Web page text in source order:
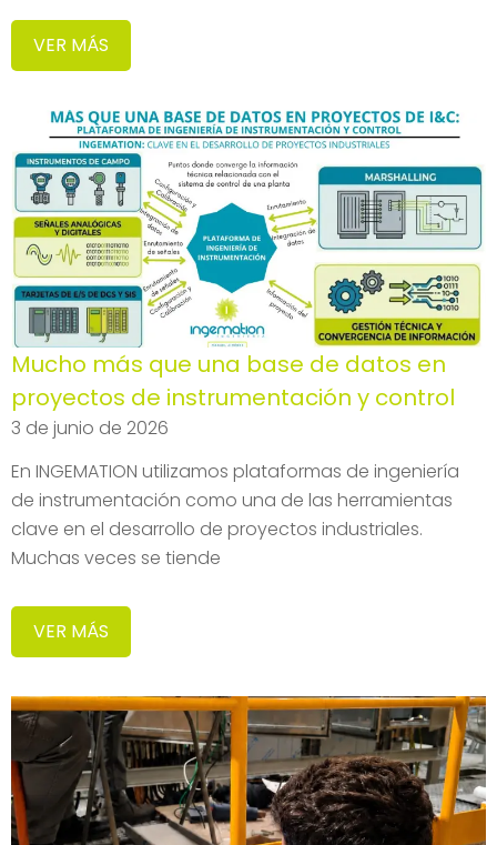
VER MÁS
Mucho más que una base de datos en
proyectos de instrumentación y control
3 de junio de 2026
En INGEMATION utilizamos plataformas de ingeniería
de instrumentación como una de las herramientas
clave en el desarrollo de proyectos industriales.
Muchas veces se tiende
VER MÁS